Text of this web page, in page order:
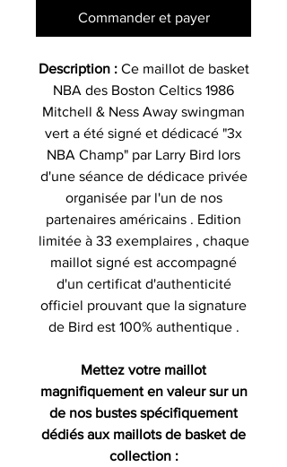
Commander et payer
Description : Ce maillot de basket
NBA des Boston Celtics 1986
Mitchell & Ness Away swingman
vert a été signé et dédicacé "3x
NBA Champ" par Larry Bird lors
d'une séance de dédicace privée
organisée par l'un de nos
partenaires américains . Edition
limitée à 33 exemplaires , chaque
maillot signé est accompagné
d'un certificat d'authenticité
officiel prouvant que la signature
de Bird est 100% authentique .
Mettez votre maillot
magnifiquement en valeur sur un
de nos bustes spécifiquement
dédiés aux maillots de basket de
collection :